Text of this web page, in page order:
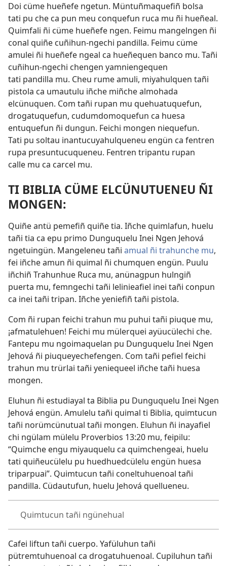
Doi cüme hueñefe ngetun. Müntuñmaquefiñ bolsa
tati pu che ca pun meu conquefun ruca mu ñi hueñeal.
Quimfali ñi cüme hueñefe ngen. Feimu mangelngen ñi
conal quiñe cuñihun-ngechi pandilla. Feimu cüme
amulei ñi hueñefe ngeal ca hueñequen banco mu. Tañi
cuñihun-ngechi chengen yamniengequen
tati pandilla mu. Cheu rume amuli, miyahulquen tañi
pistola ca umautulu iñche miñche almohada
elcünuquen. Com tañi rupan mu quehuatuquefun,
drogatuquefun, cudumdomoquefun ca huesa
entuquefun ñi dungun. Feichi mongen niequefun.
Tati pu soltau inantucuyahulqueneu engün ca fentren
rupa presuntucuqueneu. Fentren tripantu rupan
calle mu ca carcel mu.
TI BIBLIA CÜME ELCÜNUTUENEU ÑI
MONGEN:
Quiñe antü pemefiñ quiñe tia. Iñche quimlafun, huelu
tañi tia ca epu primo Dunguquelu Inei Ngen Jehová
ngetuingün. Mangeleneu tañi amual ñi trahunche mu,
fei iñche amun ñi quimal ñi chumquen engün. Puulu
iñchiñ Trahunhue Ruca mu, anünagpun hulngiñ
puerta mu, femngechi tañi lelinieafiel inei tañi conpun
ca inei tañi tripan. Iñche yeniefiñ tañi pistola.
Com ñi rupan feichi trahun mu puhui tañi piuque mu,
¡afmatulehuen! Feichi mu mülerquei ayüucülechi che.
Fantepu mu ngoimaquelan pu Dunguquelu Inei Ngen
Jehová ñi piuqueyechefengen. Com tañi pefiel feichi
trahun mu trürlai tañi yeniequeel iñche tañi huesa
mongen.
Eluhun ñi estudiayal ta Biblia pu Dunguquelu Inei Ngen
Jehová engün. Amulelu tañi quimal ti Biblia, quimtucun
tañi norümcünutual tañi mongen. Eluhun ñi inayafiel
chi ngülam mülelu Proverbios 13:⁠20 mu, feipilu:
“Quimche engu miyauquelu ca quimchengeai, huelu
tati quiñeucülelu pu huedhuedcülelu engün huesa
triparpuai”. Quimtucun tañi coneltuhuenoal tañi
pandilla. Cüdautufun, huelu Jehová quellueneu.
Quimtucun tañi ngünehual
Cafei liftun tañi cuerpo. Yafüluhun tañi
pütremtuhuenoal ca drogatuhuenoal. Cupiluhun tañi